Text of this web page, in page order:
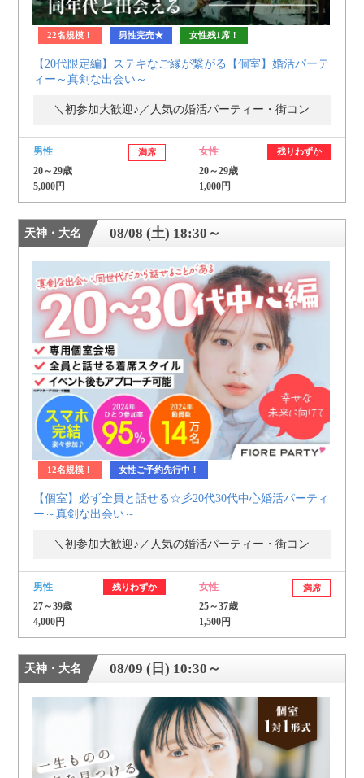
22名規模！ 男性完売★ 女性残1席！
【20代限定編】ステキなご縁が繋がる【個室】婚活パーテ
ィー～真剣な出会い～
＼初参加大歓迎♪／人気の婚活パーティー・街コン
男性 満席
20～29歳
5,000円
女性 残りわずか
20～29歳
1,000円
天神・大名 08/08 (土) 18:30～
12名規模！ 女性ご予約先行中！
【個室】必ず全員と話せる☆彡20代30代中心婚活パーティ
ー～真剣な出会い～
＼初参加大歓迎♪／人気の婚活パーティー・街コン
男性 残りわずか
27～39歳
4,000円
女性 満席
25～37歳
1,500円
天神・大名 08/09 (日) 10:30～